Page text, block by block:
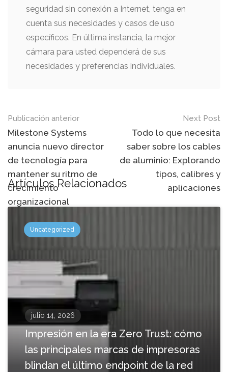
seguridad sin conexión a Internet, tenga en
cuenta sus necesidades y casos de uso
específicos. En última instancia, la mejor
cámara para usted dependerá de sus
necesidades y preferencias individuales.
Mensaje
de
navegación
Publicación anterior
Milestone Systems
anuncia nuevo director
de tecnología para
mantener su ritmo de
crecimiento
organizacional
Next Post
Todo lo que necesita
saber sobre los cables
de aluminio: Explorando
tipos, calibres y
aplicaciones
Artículos Relacionados
Uncategorized
julio 14, 2026
Impresión en la era Zero Trust: cómo
las principales marcas de impresoras
blindan el último endpoint de la red